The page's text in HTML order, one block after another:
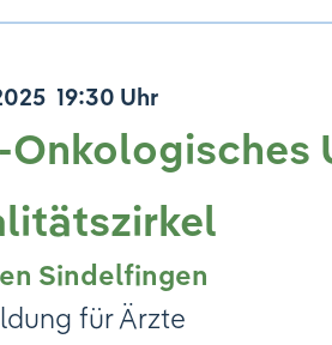
19:30 Uhr
Onkologisches
Sindelfingen
für Ärzte